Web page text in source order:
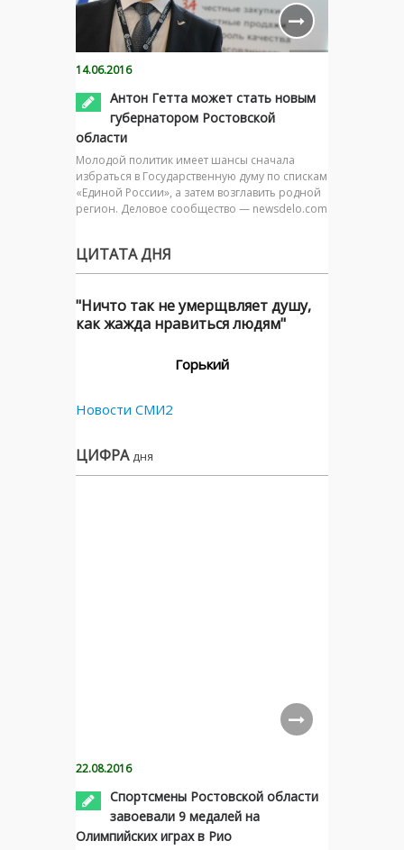
14.06.2016
Антон Гетта может стать новым
губернатором Ростовской
области
Молодой политик имеет шансы сначала
избраться в Государственную думу по спискам
«Единой России», а затем возглавить родной
регион. Деловое сообщество — newsdelo.com
ЦИТАТА ДНЯ
"Ничто так не умерщвляет душу,
как жажда нравиться людям"
Горький
Новости СМИ2
ЦИФРА дня
22.08.2016
Спортсмены Ростовской области
завоевали 9 медалей на
Олимпийских играх в Рио